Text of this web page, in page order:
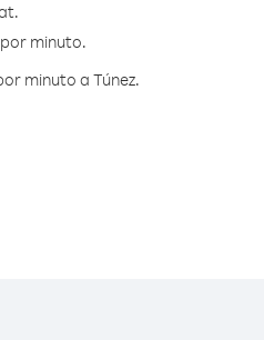
minuto.
minuto a Túnez.